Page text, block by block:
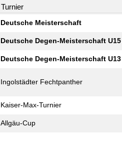
Turnier
Deutsche Meister­schaft
Deutsche Degen-Meister­schaft U15
Deutsche Degen-Meister­schaft U13
Ingolstädter Fechtpanther
Kaiser-Max-Turnier
Allgäu-Cup